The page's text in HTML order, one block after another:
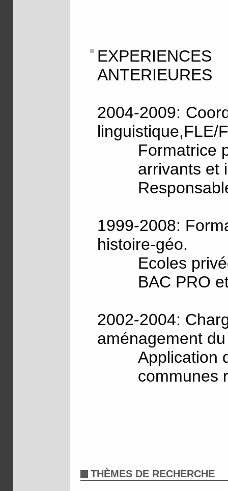
ANTERIEURES
2004-2009:
linguistique,FLE/
Formatrice
arrivants et
1999-2008:
histoire-géo.
Ecoles
BAC PRO
2002-2004:
aménagement
Application
communes
THÈMES DE RECHERCHE